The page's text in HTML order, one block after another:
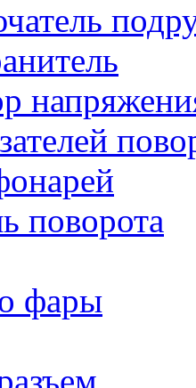
поворота
фары